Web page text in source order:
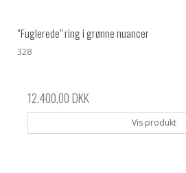
“Fuglerede” ring i grønne nuancer
328
12.400,00 DKK
Vis produkt